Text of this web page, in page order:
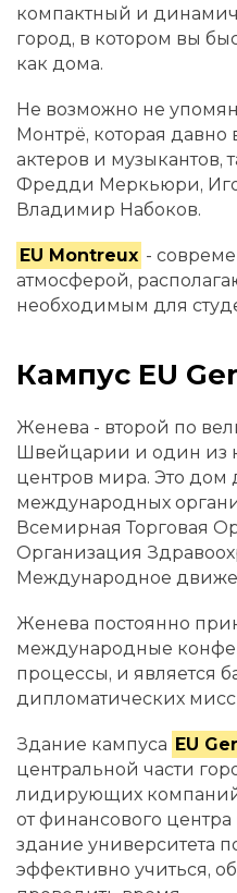
компактный и
город, в котором вы
как дома.
Не возможно не
Монтрё, которая давно
актеров и музыкантов,
Фредди Меркьюри,
Владимир Набоков.
EU Montreux -
атмосферой,
необходимым для
Кампус EU
Женева - второй по
Швейцарии и один из
центров мира. Это дом
международных
Всемирная Торговая
Организация
Международное
Женева постоянно
международные
процессы, и является
дипломатических
Здание кампуса EU
центральной части
лидирующих компаний
от финансового
здание университета
эффективно учиться,